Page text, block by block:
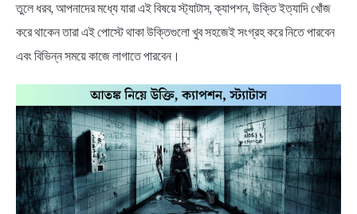
BENGALI NAMES
BENGALI STORIES
তুলে ধরব, আপনাদের মধ্যে যারা এই বিষয়ে স্ট্যাটাস, ক্যাপশন, উক্তি ইত্যাদি খোঁজ
করে থাকেন তারা এই পোস্টে থাকা উক্তিগুলো খুব সহজেই সংগ্রহ করে নিতে পারবেন
এবং বিভিন্ন সময়ে কাজে লাগাতে পারবেন।